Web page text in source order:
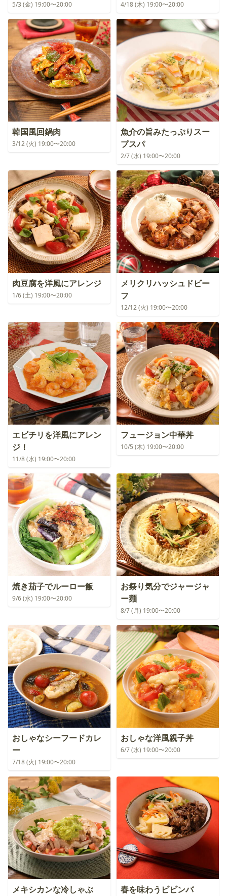
5/3 (金) 19:00〜20:00 4/18 (木) 19:00〜20:00
韓国風回鍋肉
3/12 (火) 19:00〜20:00
魚介の旨みたっぷりスー
プスパ
2/7 (水) 19:00〜20:00
肉豆腐を洋風にアレンジ
1/6 (土) 19:00〜20:00
メリクリハッシュドビー
フ
12/12 (火) 19:00〜20:00
エビチリを洋風にアレン
ジ！
11/8 (水) 19:00〜20:00
フュージョン中華丼
10/5 (木) 19:00〜20:00
焼き茄子でルーロー飯
9/6 (水) 19:00〜20:00
お祭り気分でジャージャ
ー麺
8/7 (月) 19:00〜20:00
おしゃなシーフードカレ
ー
7/18 (火) 19:00〜20:00
おしゃな洋風親子丼
6/7 (水) 19:00〜20:00
メキシカンな冷しゃぶ 春を味わうビビンバ